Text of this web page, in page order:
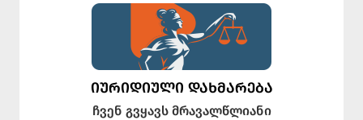
ᲘᲣᲠᲘᲓᲘᲣᲚᲘ ᲓᲐᲮᲛᲐᲠᲔᲑᲐ
ჩვენ გვყავს მრავალწლიანი